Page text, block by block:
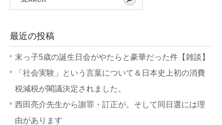
最近の投稿
末っ子5歳の誕生日会がやたらと豪華だった件【雑談】
「社会実験」という言葉について＆日本史上初の消費
税減税が閣議決定されました。
西田亮介先生から謝罪・訂正が。そして同日選には理
由があります